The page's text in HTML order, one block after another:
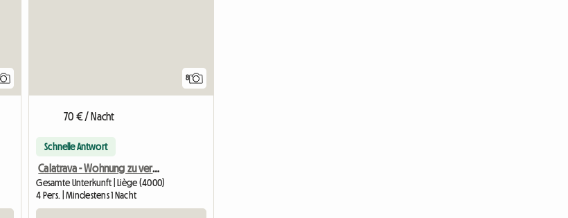
8
70 € / Nacht
Schnelle Antwort
Calatrava - Wohnung zu vermieten
Gesamte Unterkunft | Liège (4000)
4 Pers. | Mindestens 1 Nacht